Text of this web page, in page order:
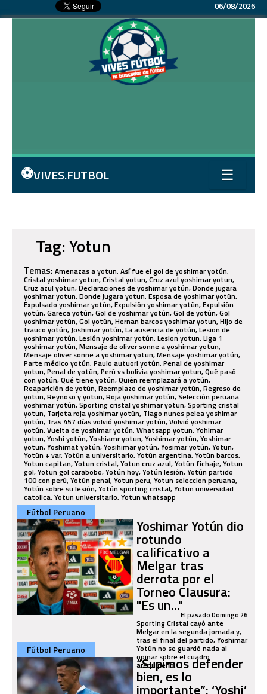
06/08/2026
⚽VIVES.FUTBOL ☰
Tag: Yotun
Temas: Amenazas a yotun, Así fue el gol de yoshimar yotún,
Cristal yoshimar yotun, Cristal yotun, Cruz azul yoshimar yotun,
Cruz azul yotun, Declaraciones de yoshimar yotún, Donde jugara
yoshimar yotun, Donde jugara yotun, Esposa de yoshimar yotún,
Expulsado yoshimar yotún, Expulsión yoshimar yotún, Expulsión
yotún, Gareca yotún, Gol de yoshimar yotún, Gol de yotún, Gol
yoshimar yotún, Gol yotún, Hernan barcos yoshimar yotun, Hijo de
trauco yotún, Joshimar yotún, La ausencia de yotún, Lesion de
yoshimar yotún, Lesión yoshimar yotún, Lesion yotun, Liga 1
yoshimar yotún, Mensaje de oliver sonne a yoshimar yotun,
Mensaje oliver sonne a yoshimar yotun, Mensaje yoshimar yotún,
Parte médico yotún, Paulo autuori yotún, Penal de yoshimar
yotun, Penal de yotún, Perú vs bolivia yoshimar yotun, Qué pasó
con yotún, Qué tiene yotún, Quién reemplazará a yotún,
Reaparición de yotún, Reemplazo de yoshimar yotún, Regreso de
yotun, Reynoso y yotun, Roja yoshimar yotún, Selección peruana
yoshimar yotún, Sporting cristal yoshimar yotun, Sporting cristal
yotun, Tarjeta roja yoshimar yotún, Tiago nunes pelea yoshimar
yotún, Tras 457 días volvió yoshimar yotún, Volvió yoshimar
yotún, Vuelta de yoshimar yotún, Whatsapp yotun, Yohimar
yotun, Yoshi yotún, Yoshiamr yotun, Yoshimar yotún, Yoshimar
yotun, Yoshimat yotún, Yosihimar yotún, Yosimar yotún, Yotun,
Yotún + var, Yotún a universitario, Yotún argentina, Yotún barcos,
Yotun capitan, Yotun cristal, Yotun cruz azul, Yotún fichaje, Yotun
gol, Yotun gol carabobo, Yotún hoy, Yotún lesión, Yotún partido
100 con perú, Yotún penal, Yotun peru, Yotun seleccion peruana,
Yotún sobre su lesión, Yotún sporting cristal, Yotun universidad
catolica, Yotun universitario, Yotun whatsapp
Fútbol Peruano
Yoshimar Yotún dio
rotundo
calificativo a
Melgar tras
derrota por el
Torneo Clausura:
"Es un..."El pasado Domingo 26
Sporting Cristal cayó ante
Melgar en la segunda jornada y,
tras el final del partido, Yoshimar
Yotún no se guardó nada al
opinar sobre el cuadro
arequipeño.
Fútbol Peruano
“Supimos defender
bien, es lo
importante”: ‘Yoshi’